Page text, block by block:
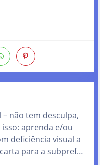
não tem desculpa,
aprenda e/ou
deficiência visual a
para a subpref…